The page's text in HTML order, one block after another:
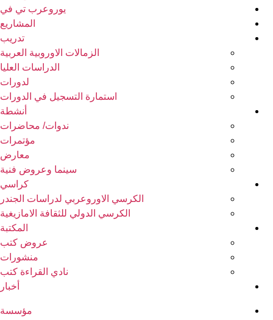
يوروعرب تي في
المشاريع
تدريب
الزمالات الاوروبية العربية
الدراسات العليا
لدورات
استمارة التسجيل في الدورات
أنشطة
ندوات/ محاضرات
مؤتمرات
معارض
سينما وعروض فنية
كراسي
الكرسي الاوروعربي لدراسات الجندر
الكرسي الدولي للثقافة الامازيغية
المكتبة
عروض كتب
منشورات
نادي القراءة كتب
أخبار
مؤسسة